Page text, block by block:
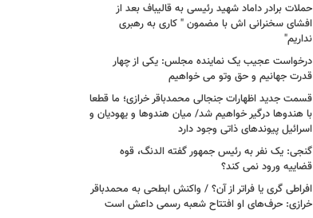
حملات برادر داماد شهید رئیسی به قالیباف بعد از
افشای سخنرانی اش با مضمون " کاری به رهبری
نداریم"
درخواست عجیب یک نماینده مجلس: یکی از چهار
قدرت جهانیم و حق وتو می خواهیم
قسمت جدید اظهارات جنجالی محمدباقر خرازی؛ ما قطعا
با هندوها درگیر خواهیم شد/ میان هندوها و یهودیان و
اسرائیل پیوندهای ذاتی وجود دارد
گنجی: یک نفر به رئیس جمهور گفته الدنگ، قوه
قضاییه ورود نمی کند؟
افراطی گری یا فراتر از آن؟ / واکنش ابطحی به محمدباقر
خرازی: حرف‌های او افتتاح شعبه رسمی داعش است